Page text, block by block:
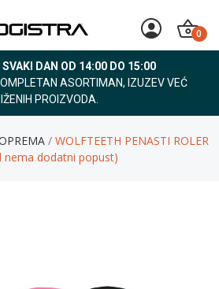
0
SVAKI DAN OD 14:00 DO 15:00
ASORTIMAN, IZUZEV VEĆ
PROIZVODA.
WOLFTEETH PENASTI ROLER
nema dodatni popust)